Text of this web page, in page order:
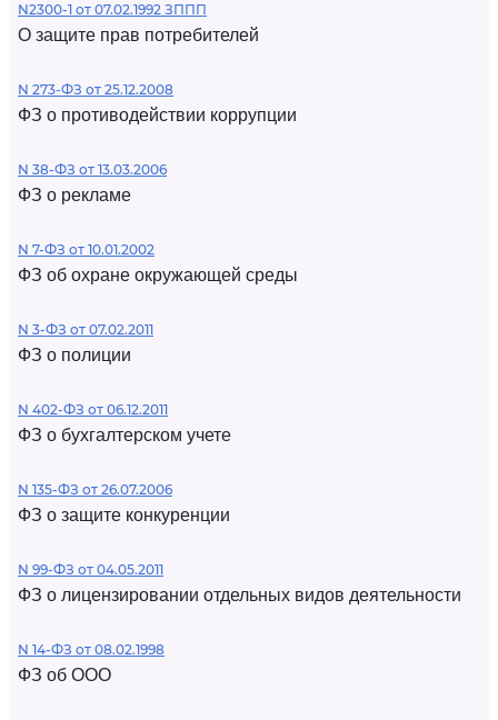
N2300-1 от 07.02.1992 ЗППП
О защите прав потребителей
N 273-ФЗ от 25.12.2008
ФЗ о противодействии коррупции
N 38-ФЗ от 13.03.2006
ФЗ о рекламе
N 7-ФЗ от 10.01.2002
ФЗ об охране окружающей среды
N 3-ФЗ от 07.02.2011
ФЗ о полиции
N 402-ФЗ от 06.12.2011
ФЗ о бухгалтерском учете
N 135-ФЗ от 26.07.2006
ФЗ о защите конкуренции
N 99-ФЗ от 04.05.2011
ФЗ о лицензировании отдельных видов деятельности
N 14-ФЗ от 08.02.1998
ФЗ об ООО